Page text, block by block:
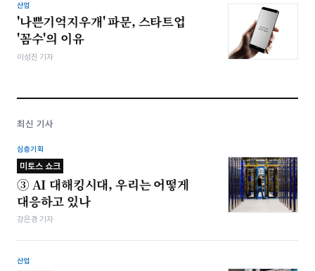
산업
'나쁜기억지우개' 파문, 스타트업
'꼼수'의 이유
이성진 기자
최신 기사
심층기획
미토스 쇼크
③ AI 대해킹시대, 우리는 어떻게
대응하고 있나
강은경 기자
산업